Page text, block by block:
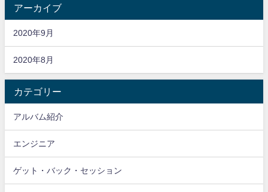
アーカイブ
2020年9月
2020年8月
カテゴリー
アルバム紹介
エンジニア
ゲット・バック・セッション